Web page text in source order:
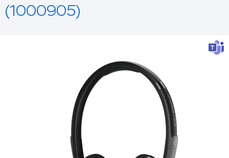
(1000905)